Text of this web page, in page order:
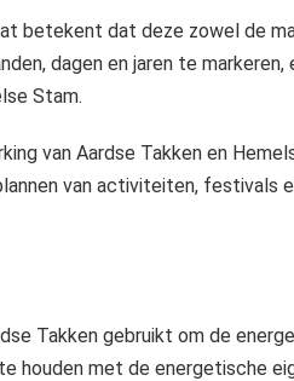
betekent dat deze zowel de
dagen en jaren te markeren,
Stam.
van Aardse Takken en
van activiteiten, festivals
Takken gebruikt om de
houden met de energetische